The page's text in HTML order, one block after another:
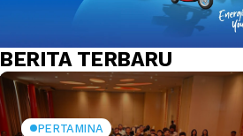
BERITA TERBARU
PERTAMINA